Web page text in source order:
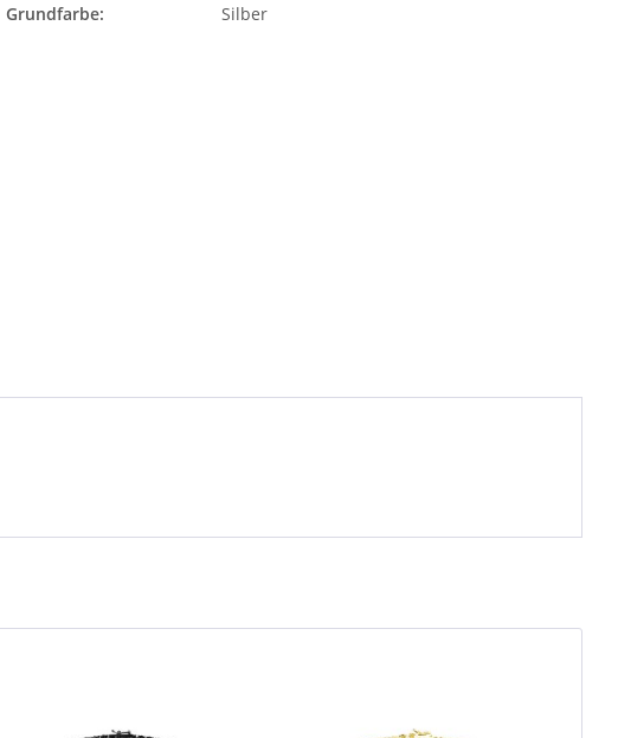
Grundfarbe:
Silber